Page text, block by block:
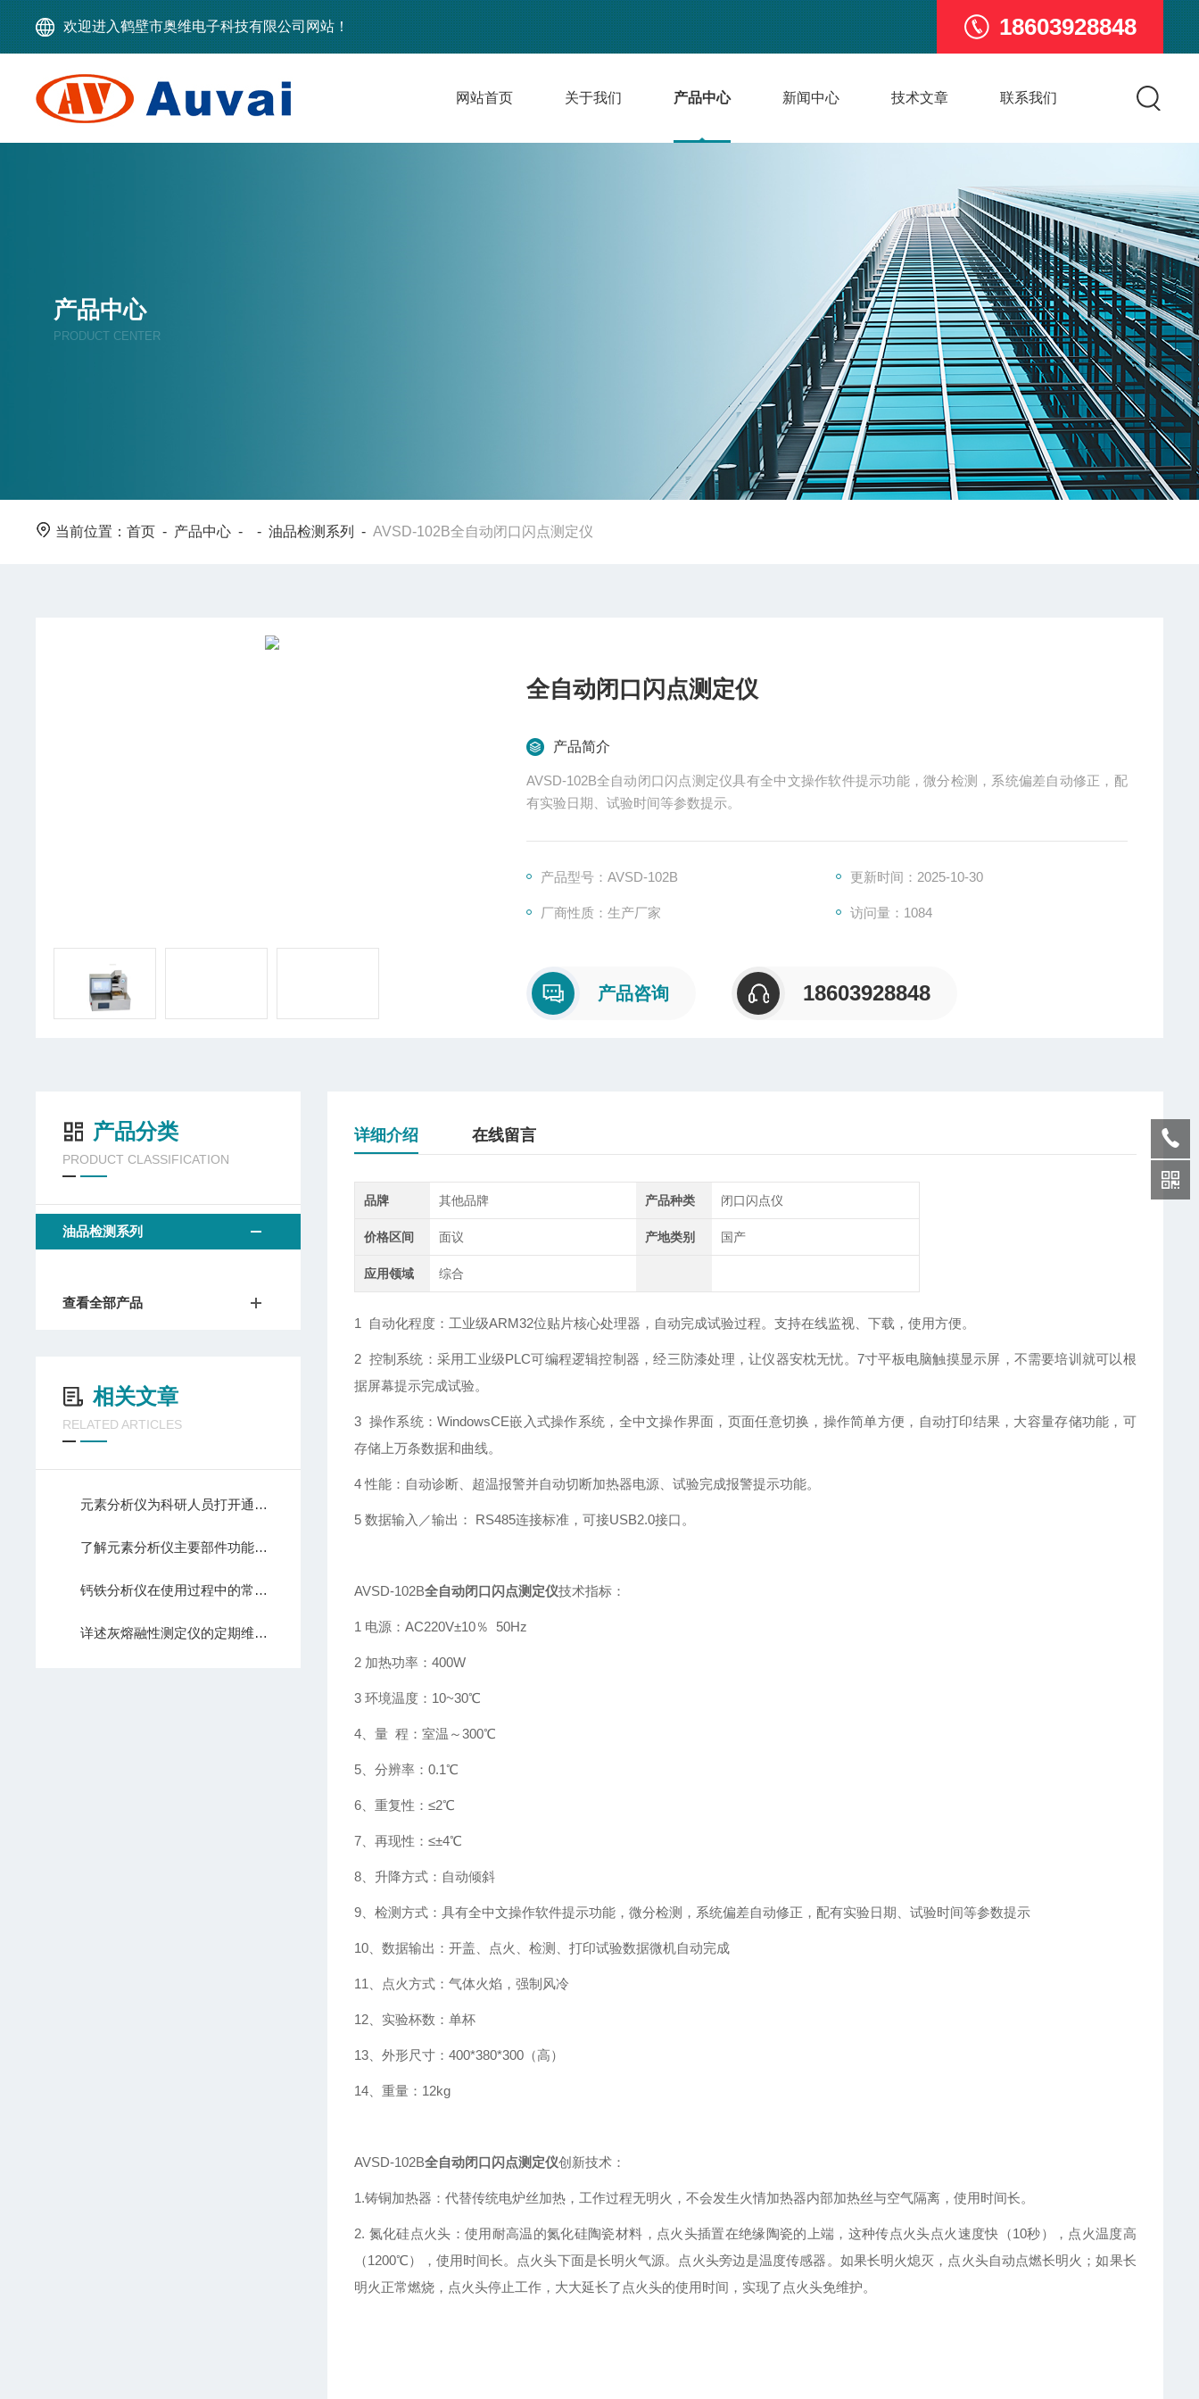
欢迎进入鹤壁市奥维电子科技有限公司网站！ 18603928848
网站首页 关于我们 产品中心 新闻中心 技术文章 联系我们
产品中心
PRODUCT CENTER
当前位置：首页 - 产品中心 - -油品检测系列 -AVSD-102B全自动闭口闪点测定仪
全自动闭口闪点测定仪
产品简介
AVSD-102B全自动闭口闪点测定仪具有全中文操作软件提示功能，微分检测，系统偏差自动修正，配
有实验日期、试验时间等参数提示。
产品型号：AVSD-102B 更新时间：2025-10-30
厂商性质：生产厂家 访问量：1084
产品咨询 18603928848
产品分类
PRODUCT CLASSIFICATION
油品检测系列
查看全部产品
相关文章
RELATED ARTICLES
元素分析仪为科研人员打开通往微观世界的大门
了解元素分析仪主要部件功能特点才能更好的使用它
钙铁分析仪在使用过程中的常见故障相应解决方法分享
详述灰熔融性测定仪的定期维护保养规范方法
详细介绍 在线留言
品牌 其他品牌 产品种类 闭口闪点仪
价格区间 面议 产地类别 国产
应用领域 综合
1 自动化程度：工业级ARM32位贴片核心处理器，自动完成试验过程。支持在线监视、下载，使用方便。
2 控制系统：采用工业级PLC可编程逻辑控制器，经三防漆处理，让仪器安枕无忧。7寸平板电脑触摸显示屏，不需要培训就可以根
据屏幕提示完成试验。
3 操作系统：WindowsCE嵌入式操作系统，全中文操作界面，页面任意切换，操作简单方便，自动打印结果，大容量存储功能，可
存储上万条数据和曲线。
4 性能：自动诊断、超温报警并自动切断加热器电源、试验完成报警提示功能。
5 数据输入／输出： RS485连接标准，可接USB2.0接口。
AVSD-102B全自动闭口闪点测定仪技术指标：
1 电源：AC220V±10％ 50Hz
2 加热功率：400W
3 环境温度：10~30℃
4、量 程：室温～300℃
5、分辨率：0.1℃
6、重复性：≤2℃
7、再现性：≤±4℃
8、升降方式：自动倾斜
9、检测方式：具有全中文操作软件提示功能，微分检测，系统偏差自动修正，配有实验日期、试验时间等参数提示
10、数据输出：开盖、点火、检测、打印试验数据微机自动完成
11、点火方式：气体火焰，强制风冷
12、实验杯数：单杯
13、外形尺寸：400*380*300（高）
14、重量：12kg
AVSD-102B全自动闭口闪点测定仪创新技术：
1.铸铜加热器：代替传统电炉丝加热，工作过程无明火，不会发生火情加热器内部加热丝与空气隔离，使用时间长。
2. 氮化硅点火头：使用耐高温的氮化硅陶瓷材料，点火头插置在绝缘陶瓷的上端，这种传点火头点火速度快（10秒），点火温度高
（1200℃），使用时间长。点火头下面是长明火气源。点火头旁边是温度传感器。如果长明火熄灭，点火头自动点燃长明火；如果长
明火正常燃烧，点火头停止工作，大大延长了点火头的使用时间，实现了点火头免维护。